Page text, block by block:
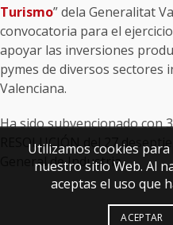
Turismo” dela Generalitat
convocatoria para el
apoyar las inversiones
pymes de diversos sectores
Valenciana.
Ha sido subvencionado con
RESOLUCIÓN del 27
General de Industria.
Utilizamos cookies
nuestro sitio Web. Al
aceptas el uso que
ACEPTAR